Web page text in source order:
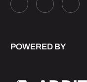
POWERED BY